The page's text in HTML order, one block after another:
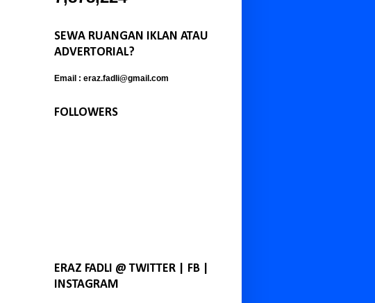
SEWA RUANGAN IKLAN ATAU
ADVERTORIAL?
Email : eraz.fadli@gmail.com
FOLLOWERS
ERAZ FADLI @ TWITTER | FB |
INSTAGRAM